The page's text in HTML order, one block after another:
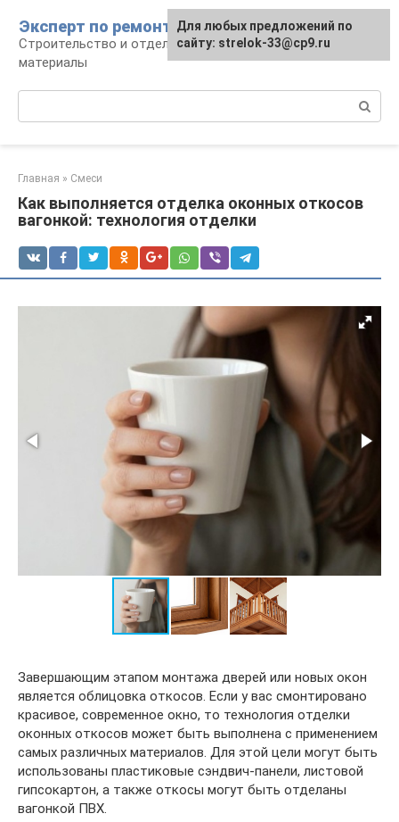
контенту
Эксперт по ремонту
Строительство и отделка: работы и
материалы
Главная » Смеси
Как выполняется отделка оконных откосов
вагонкой: технология отделки
Завершающим этапом монтажа дверей или новых окон
является облицовка откосов. Если у вас смонтировано
красивое, современное окно, то технология отделки
оконных откосов может быть выполнена с применением
самых различных материалов. Для этой цели могут быть
использованы пластиковые сэндвич-панели, листовой
гипсокартон, а также откосы могут быть отделаны
вагонкой ПВХ.
Для любых предложений по
сайту: strelok-33@cp9.ru
Для любых предложений по
сайту: strelok-33@cp9.ru